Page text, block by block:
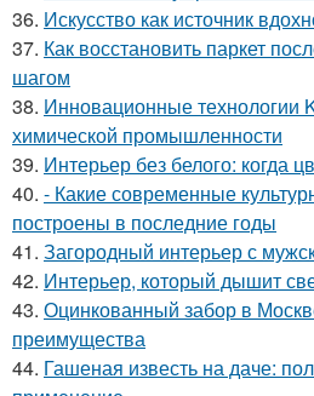
36. Искусство как источник
37. Как восстановить паркет
шагом
38. Инновационные технологии
химической промышленности
39. Интерьер без белого: когда
40. - Какие современные
построены в последние годы
41. Загородный интерьер с
42. Интерьер, который дышит
43. Оцинкованный забор в
преимущества
44. Гашеная известь на даче: